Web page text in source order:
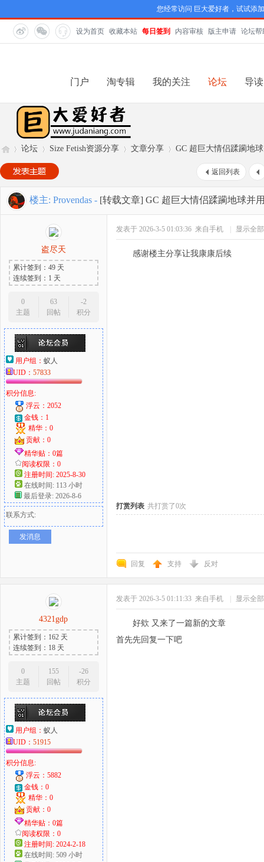
您经常访问 巨大爱好者，试试添
设为首页 收藏本站 每日签到 内容审核 版主申请 论坛帮
门户 淘专辑 我的关注 论坛 导读
巨
爱
»
论坛
›
Size Fetish资源分享
›
文章分享
›
GC 超巨大情侣蹂躏地
返回列表
楼主: Provendas - [转载文章] GC 超巨大情侣蹂躏地球并
盗尽天
累计签到：49 天
连续签到：1 天
0
主题
63
回帖
-2
积分
用户组： 蚁人
UID： 57833
积分信息:
浮云：2052
金钱：1
精华：0
贡献：0
精华贴：0篇
阅读权限：0
注册时间: 2025-8-30
在线时间: 113 小时
最后登录: 2026-8-6
联系方式:
发消息
发表于 2026-3-5 01:03:36 来自手机 显示全
感谢楼主分享让我康康后续
打赏列表 共打赏了0次
回复 支持 反对
4321gdp
累计签到：162 天
连续签到：18 天
0
主题
155
回帖
-26
积分
用户组： 蚁人
UID： 51915
积分信息:
浮云：5882
金钱：0
精华：0
贡献：0
精华贴：0篇
阅读权限：0
注册时间: 2024-2-18
在线时间: 509 小时
发表于 2026-3-5 01:11:33 来自手机 显示全
好欸 又来了一篇新的文章
首先先回复一下吧